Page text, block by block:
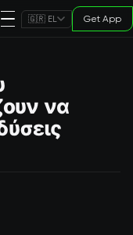
🇬🇷 EL Get App
να